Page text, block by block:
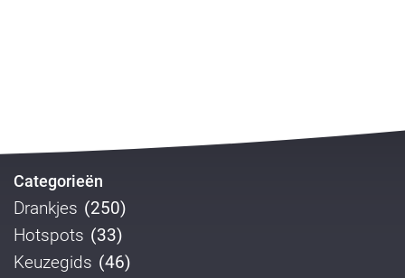
Categorieën
Drankjes (250)
Hotspots (33)
Keuzegids (46)